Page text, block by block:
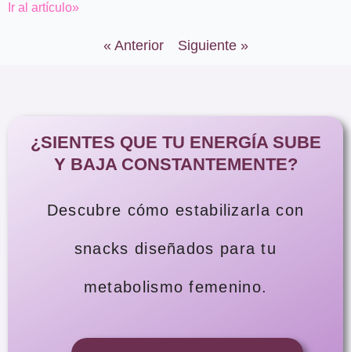
Ir al artículo»
« Anterior Siguiente »
¿SIENTES QUE TU ENERGÍA SUBE
Y BAJA CONSTANTEMENTE?
Descubre cómo estabilizarla con
snacks diseñados para tu
metabolismo femenino.